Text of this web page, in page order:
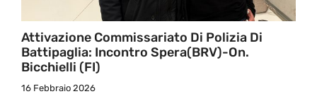
Attivazione Commissariato Di Polizia Di
Battipaglia: Incontro Spera(BRV)-On.
Bicchielli (FI)
16 Febbraio 2026